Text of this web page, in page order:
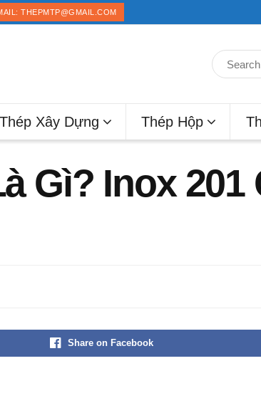
THEPMTP@GMAIL.COM
Thép Xây Dựng Thép Hộp
Gì? Inox
Share on Facebook